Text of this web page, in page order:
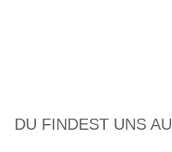
DU FINDEST UNS